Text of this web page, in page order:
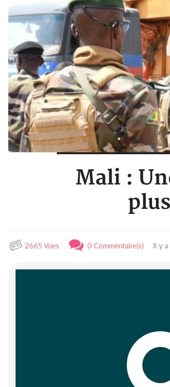
Mali :
2665 Vues 0 Commentaire(s) Il y